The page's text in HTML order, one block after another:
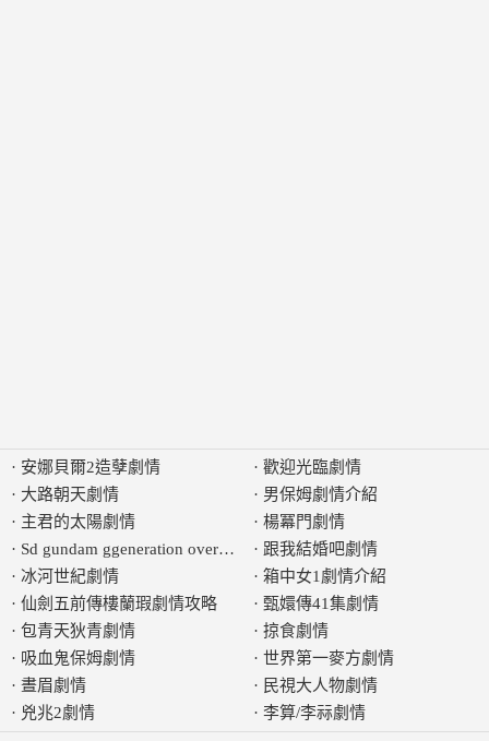
· 安娜貝爾2造孽劇情
· 大路朝天劇情
· 主君的太陽劇情
· Sd gundam ggeneration over world種子劇情
· 冰河世紀劇情
· 仙劍五前傳樓蘭瑕劇情攻略
· 包青天狄青劇情
· 吸血鬼保姆劇情
· 晝眉劇情
· 兇兆2劇情
· 歡迎光臨劇情
· 男保姆劇情介紹
· 楊冪門劇情
· 跟我結婚吧劇情
· 箱中女1劇情介紹
· 甄嬛傳41集劇情
· 掠食劇情
· 世界第一麥方劇情
· 民視大人物劇情
· 李算/李祘劇情